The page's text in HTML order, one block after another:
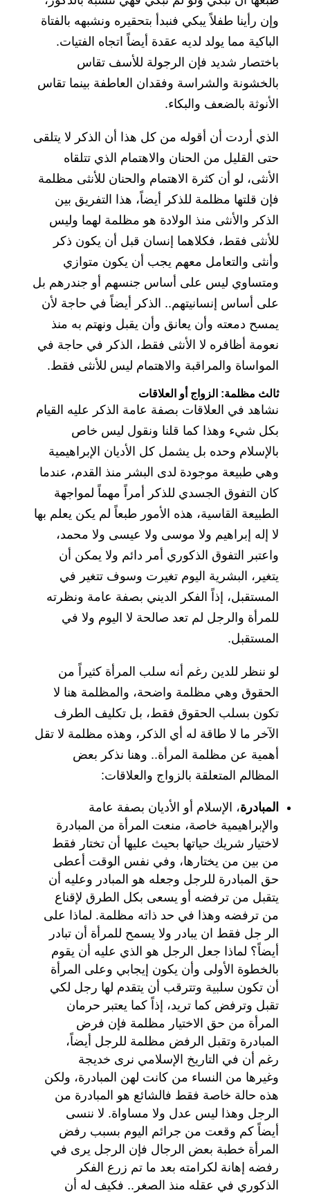
وإن رأينا طفلاً يبكي فنبدأ بتحقيره ونشبهه بالفتاة
الباكية مما يولد لديه عقدة أيضاً اتجاه الفتيات.
باختصار شديد فإن الرجولة للأسف تقاس
بالخشونة والشراسة وفقدان العاطفة بينما تقاس
الأنوثة بالضعف والبكاء.
الذي أردت أن أقوله من كل هذا أن الذكر لا يتلقى
حتى القليل من الحنان والاهتمام الذي تتلقاه
الأنثى، لو أن كثرة الاهتمام والحنان للأنثى مظلمة
فإن قلتها مظلمة للذكر أيضاً، هذا التفريق بين
الذكر والأنثى منذ الولادة هو مظلمة لهما وليس
للأنثى فقط، فكلاهما إنسان قبل أن يكون ذكر
وأنثى والتعامل معهم يجب أن يكون متوازي
ومتساوي ليس على أساس جنسهم أو جندرهم بل
على أساس إنسانيتهم.. الذكر أيضاً في حاجة لأن
يمسح دمعته وأن يعانق وأن يقبل ونهتم به منذ
نعومة أظافره لا الأنثى فقط، الذكر في حاجة في
المواساة والمراقبة والاهتمام ليس للأنثى فقط.
ثالث مظلمة: الزواج أو العلاقات
نشاهد في العلاقات بصفة عامة الذكر عليه القيام
بكل شيء وهذا كما قلنا ونقول ليس خاص
بالإسلام وحده بل يشمل كل الأديان الإبراهيمية
وهي طبيعة موجودة لدى البشر منذ القدم، عندما
كان التفوق الجسدي للذكر أمراً مهماً لمواجهة
الطبيعة القاسية، هذه الأمور طبعاً لم يكن يعلم بها
لا إله إبراهيم ولا موسى ولا عيسى ولا محمد،
واعتبر التفوق الذكوري أمر دائم ولا يمكن أن
يتغير، البشرية اليوم تغيرت وسوف تتغير في
المستقبل، إذاً الفكر الديني بصفة عامة ونظرته
للمرأة والرجل لم تعد صالحة لا اليوم ولا في
المستقبل.
لو ننظر للدين رغم أنه سلب المرأة كثيراً من
الحقوق وهي مظلمة واضحة، والمظلمة هنا لا
تكون بسلب الحقوق فقط، بل تكليف الطرف
الآخر ما لا طاقة له أي الذكر، وهذه مظلمة لا تقل
أهمية عن مظلمة المرأة.. وهنا نذكر بعض
المظالم المتعلقة بالزواج والعلاقات:
المبادرة، الإسلام أو الأديان بصفة عامة
والإبراهيمية خاصة، منعت المرأة من المبادرة
لاختيار شريك حياتها بحيث عليها أن تختار فقط
من بين من يختارها، وفي نفس الوقت أعطى
حق المبادرة للرجل وجعله هو المبادر وعليه أن
يتقبل من ترفضه أو يسعى بكل الطرق لإقناع
من ترفضه وهذا في حد ذاته مظلمة. لماذا على
الر جل فقط ان يبادر ولا يسمح للمرأة أن تبادر
أيضاً؟ لماذا جعل الرجل هو الذي عليه أن يقوم
بالخطوة الأولى وأن يكون إيجابي وعلى المرأة
أن تكون سلبية وتترقب أن يتقدم لها رجل لكي
تقبل وترفض كما تريد، إذاً كما يعتبر حرمان
المرأة من حق الاختيار مظلمة فإن فرض
المبادرة وتقبل الرفض مظلمة للرجل أيضاً،
رغم أن في التاريخ الإسلامي نرى خديجة
وغيرها من النساء من كانت لهن المبادرة، ولكن
هذه حالة خاصة فقط فالشائع هو المبادرة من
الرجل وهذا ليس عدل ولا مساواة. لا ننسى
أيضاً كم وقعت من جرائم اليوم بسبب رفض
المرأة خطبة بعض الرجال فإن الرجل يرى في
رفضه إهانة لكرامته بعد ما تم زرع الفكر
الذكوري في عقله منذ الصغر.. فكيف له أن